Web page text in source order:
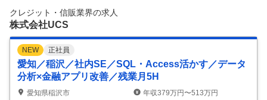
日々の安定運用を支えるだけでなく、既存のシステムや業務プロセスを
見直し、より安全で効率的に管理で
クレジット・信販業界の求人
株式会社UCS
NEW 正社員
愛知／稲沢／社内SE／SQL・Access活かす／データ
分析×金融アプリ改善／残業月5H
愛知県稲沢市
年収379万円〜513万円